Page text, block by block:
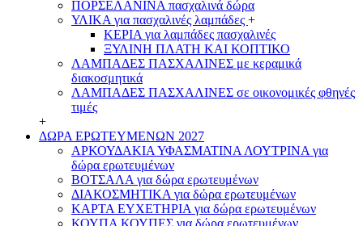
ΠΟΡΣΕΛΑΝΙΝΑ πασχαλινά δώρα
ΥΛΙΚΑ για πασχαλινές λαμπάδες +
ΚΕΡΙΑ για λαμπάδες πασχαλινές
ΞΥΛΙΝΗ ΠΛΑΤΗ ΚΑΙ ΚΟΠΤΙΚΟ
ΛΑΜΠΑΔΕΣ ΠΑΣΧΑΛΙΝΕΣ με κεραμικά
διακοσμητικά
ΛΑΜΠΑΔΕΣ ΠΑΣΧΑΛΙΝΕΣ σε οικονομικές φθηνές
τιμές
+
ΔΩΡΑ ΕΡΩΤΕΥΜΕΝΩΝ 2027
ΑΡΚΟΥΔΑΚΙΑ ΥΦΑΣΜΑΤΙΝΑ ΛΟΥΤΡΙΝΑ για
δώρα ερωτευμένων
ΒΟΤΣΑΛΑ για δώρα ερωτευμένων
ΔΙΑΚΟΣΜΗΤΙΚΑ για δώρα ερωτευμένων
ΚΑΡΤΑ ΕΥΧΕΤΗΡΙΑ για δώρα ερωτευμένων
ΚΟΥΠΑ ΚΟΥΠΕΣ για δώρα ερωτευμένων